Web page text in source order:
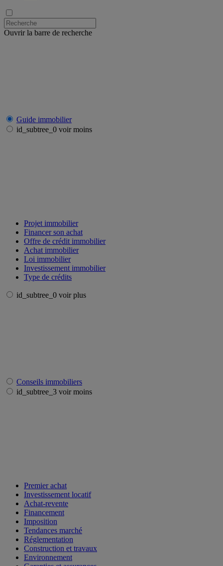
Ouvrir la barre de recherche
Guide immobilier
id_subtree_0 voir moins
Projet immobilier
Financer son achat
Offre de crédit immobilier
Achat immobilier
Loi immobilier
Investissement immobilier
Type de crédits
id_subtree_0 voir plus
Conseils immobiliers
id_subtree_3 voir moins
Premier achat
Investissement locatif
Achat-revente
Financement
Imposition
Tendances marché
Réglementation
Construction et travaux
Environnement